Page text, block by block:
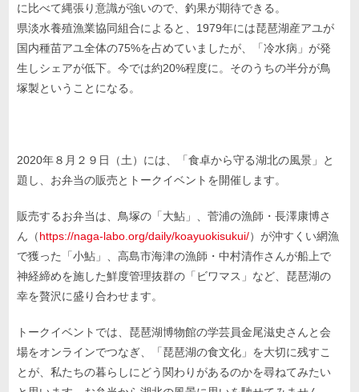
に比べて縄張り意識が強いので、釣果が期待できる。
県淡水養殖漁業協同組合によると、1979年には琵琶湖産アユが
国内種苗アユ全体の75%を占めていましたが、「冷水病」が発
生しシェアが低下。今では約20%程度に。そのうちの半分が鳥
塚製ということになる。
2020年８月２９日（土）には、「食卓から守る湖北の風景」と
題し、お弁当の販売とトークイベントを開催します。
販売するお弁当は、鳥塚の「大鮎」、菅浦の漁師・長澤康博さ
ん（https://naga-labo.org/daily/koayuokisukui/）が沖すくい網漁
で獲った「小鮎」、高島市海津の漁師・中村清作さんが船上で
神経締めを施した鮮度管理抜群の「ビワマス」など、琵琶湖の
幸を贅沢に盛り合わせます。
トークイベントでは、琵琶湖博物館の学芸員金尾滋史さんと会
場をオンラインでつなぎ、「琵琶湖の食文化」を大切に残すこ
とが、私たちの暮らしにどう関わりがあるのかを尋ねてみたい